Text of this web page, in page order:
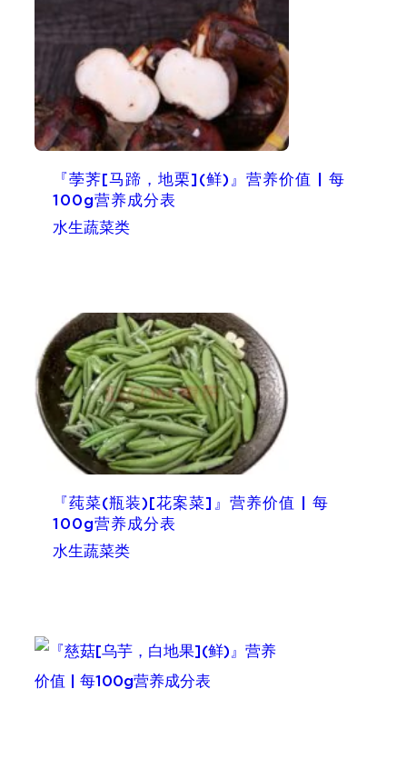
『荸荠[马蹄，地栗](鲜)』营养价值 | 每
100g营养成分表
水生蔬菜类
『莼菜(瓶装)[花案菜]』营养价值 | 每
100g营养成分表
水生蔬菜类